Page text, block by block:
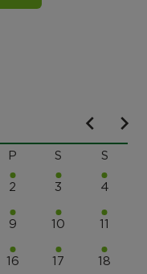
P S S
2 3 4
9 10 11
16 17 18